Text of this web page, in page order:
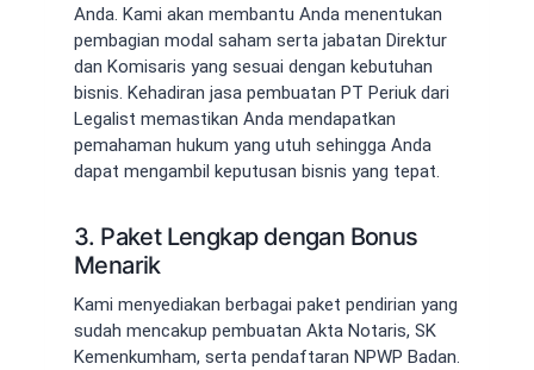
Anda. Kami akan membantu Anda menentukan
pembagian modal saham serta jabatan Direktur
dan Komisaris yang sesuai dengan kebutuhan
bisnis. Kehadiran jasa pembuatan PT Periuk dari
Legalist memastikan Anda mendapatkan
pemahaman hukum yang utuh sehingga Anda
dapat mengambil keputusan bisnis yang tepat.
3. Paket Lengkap dengan Bonus
Menarik
Kami menyediakan berbagai paket pendirian yang
sudah mencakup pembuatan Akta Notaris, SK
Kemenkumham, serta pendaftaran NPWP Badan.